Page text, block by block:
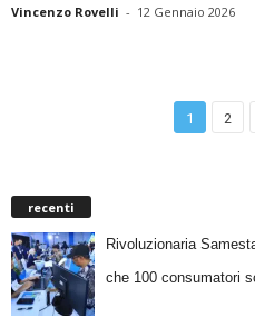
Vincenzo Rovelli - 12 Gennaio 2026
1 2
recenti
Rivoluzionaria
che 100 consumatori